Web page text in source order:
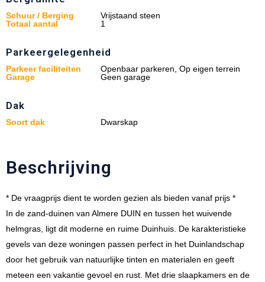
Schuur / Berging
Vrijstaand steen
Totaal aantal
1
Parkeergelegenheid
Parkeer faciliteiten
Openbaar parkeren, Op eigen terrein
Garage
Geen garage
Dak
Soort dak Dwarskap
Beschrijving
* De vraagprijs dient te worden gezien als bieden vanaf prijs *
In de zand-duinen van Almere DUIN en tussen het wuivende
helmgras, ligt dit moderne en ruime Duinhuis. De karakteristieke
gevels van deze woningen passen perfect in het Duinlandschap
door het gebruik van natuurlijke tinten en materialen en geeft
meteen een vakantie gevoel en rust. Met drie slaapkamers en de